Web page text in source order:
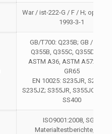
War / ist-222-G / F / H;
1993-3-1
GB/T700: Q235B; GB /
Q355B, Q355C, Q355D,
ASTM A36, ASTM A572
GR65
EN 10025: S235JR, S235JO,
S235JZ; S355JR, S355JO,
SS400
ISO9001:2008, SGS-
Materialtestberichte, COC